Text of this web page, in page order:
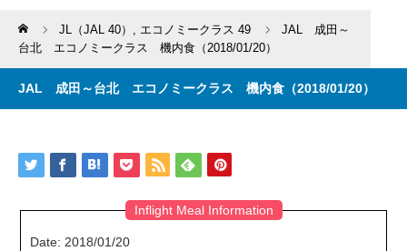
Home JL（JAL 40） , エコノミークラス 49
JAL 成田～
台北 エコノミークラス 機内食（2018/01/20）
JAL 成田～台北 エコノミークラス 機内食（2018/01/20）
Inflight Meal Information
Date: 2018/01/20